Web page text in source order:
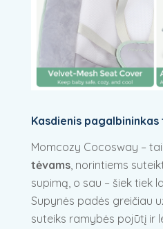
Kasdienis pagalbininkas
Momcozy Cocosway – tai
tėvams, norintiems
supimą, o sau – šiek tiek
Supynės padės greičiau
suteiks ramybės pojūtį ir